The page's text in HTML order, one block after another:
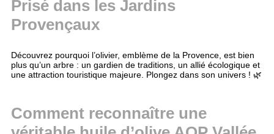
Prisé dans les Jardins
Provençaux
Découvrez pourquoi l’olivier, emblème de la Provence, est bien
plus qu’un arbre : un gardien de traditions, un allié écologique et
une attraction touristique majeure. Plongez dans son univers ! 🌿
Comment reconnaître une